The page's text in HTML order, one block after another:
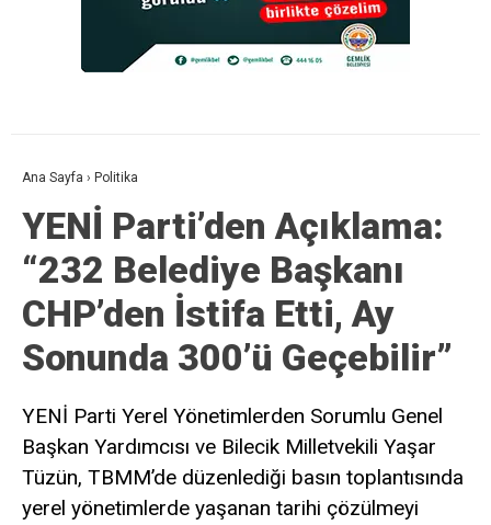
Ana Sayfa › Politika
YENİ Parti’den Açıklama:
“232 Belediye Başkanı
CHP’den İstifa Etti, Ay
Sonunda 300’ü Geçebilir”
YENİ Parti Yerel Yönetimlerden Sorumlu Genel
Başkan Yardımcısı ve Bilecik Milletvekili Yaşar
Tüzün, TBMM’de düzenlediği basın toplantısında
yerel yönetimlerde yaşanan tarihi çözülmeyi